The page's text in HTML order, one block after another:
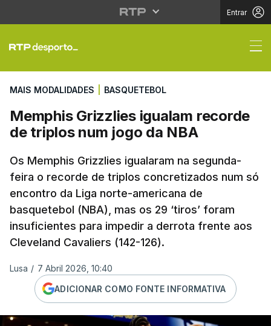
Entrar
Memphis Grizzlies
MAIS MODALIDADES BASQUETEBOL
Memphis Grizzlies igualam recorde
de triplos num jogo da NBA
Os Memphis Grizzlies igualaram na segunda-
feira o recorde de triplos concretizados num só
encontro da Liga norte-americana de
basquetebol (NBA), mas os 29 ‘tiros’ foram
insuficientes para impedir a derrota frente aos
Cleveland Cavaliers (142-126).
Lusa / 7 Abril 2026, 10:40
ADICIONAR COMO FONTE INFORMATIVA